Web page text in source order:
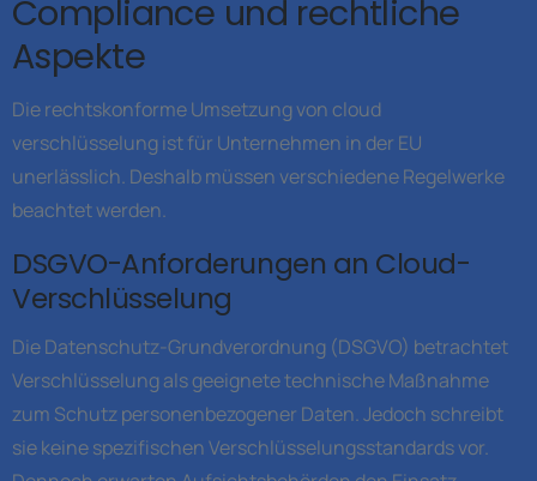
Compliance und rechtliche
Aspekte
Die rechtskonforme Umsetzung von cloud
verschlüsselung ist für Unternehmen in der EU
unerlässlich. Deshalb müssen verschiedene Regelwerke
beachtet werden.
DSGVO-Anforderungen an Cloud-
Verschlüsselung
Die Datenschutz-Grundverordnung (DSGVO) betrachtet
Verschlüsselung als geeignete technische Maßnahme
zum Schutz personenbezogener Daten. Jedoch schreibt
sie keine spezifischen Verschlüsselungsstandards vor.